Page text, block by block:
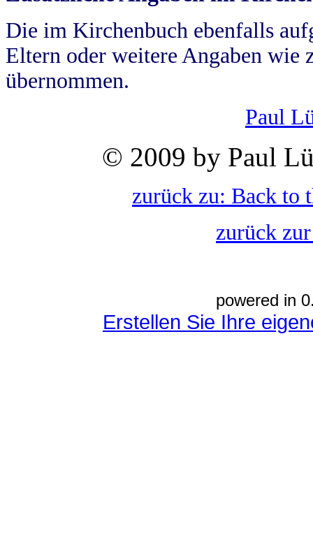
Die im Kirchenbuch ebenfalls
Eltern oder weitere Angaben wie
übernommen.
Paul
© 2009 by Paul
zurück zu: Back to
zurück
powered in
Erstellen Sie Ihre